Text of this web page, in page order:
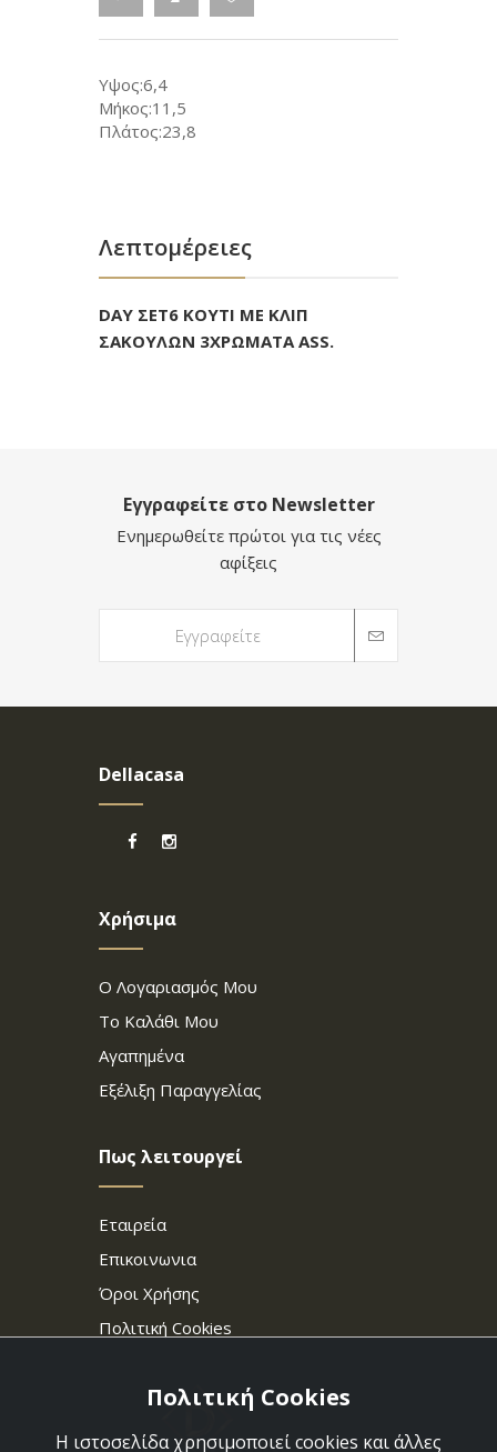
Υψος:6,4
Μήκος:11,5
Πλάτος:23,8
Λεπτομέρειες
DAY ΣΕΤ6 ΚΟΥΤΙ ΜΕ ΚΛΙΠ
ΣΑΚΟΥΛΩΝ 3ΧΡΩΜΑΤΑ ASS.
Εγγραφείτε στο Newsletter
Ενημερωθείτε πρώτοι για τις νέες
αφίξεις
Dellacasa
Χρήσιμα
Ο Λογαριασμός Μου
Το Καλάθι Μου
Αγαπημένα
Εξέλιξη Παραγγελίας
Πως λειτουργεί
Εταιρεία
Επικοινωνια
Όροι Χρήσης
Πολιτική Cookies
Πολιτική Cookies
Η ιστοσελίδα χρησιμοποιεί cookies και άλλες